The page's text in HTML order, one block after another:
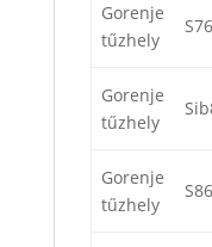
Gorenje
tűzhely
Gorenje
tűzhely
Gorenje
tűzhely